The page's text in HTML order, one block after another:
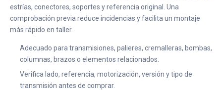
estrías, conectores, soportes y referencia original. Una
comprobación previa reduce incidencias y facilita un montaje
más rápido en taller.
Adecuado para transmisiones, palieres, cremalleras, bombas,
columnas, brazos o elementos relacionados.
Verifica lado, referencia, motorización, versión y tipo de
transmisión antes de comprar.